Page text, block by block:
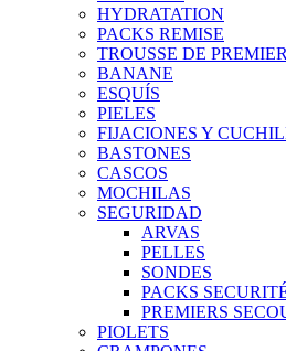
HYDRATATION
PACKS REMISE
TROUSSE DE
BANANE
ESQUÍS
PIELES
FIJACIONES Y
BASTONES
CASCOS
MOCHILAS
SEGURIDAD
ARVAS
PELLES
SONDES
PACKS
PREMIERS
PIOLETS